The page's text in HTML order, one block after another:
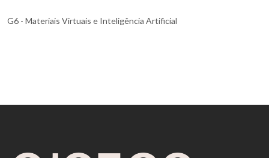
G6 - Materiais Virtuais e Inteligência Artificial